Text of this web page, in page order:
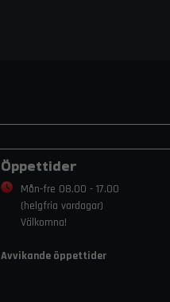
Öppettider
Mån-fre 08.00 - 17.00
(helgfria vardagar)
Välkomna!
Avvikande öppettider